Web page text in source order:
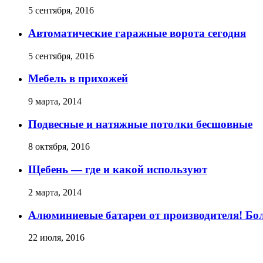
5 сентября, 2016
Автоматические гаражные ворота сегодня
5 сентября, 2016
Мебель в прихожей
9 марта, 2014
Подвесные и натяжные потолки бесшовные
8 октября, 2016
Щебень — где и какой используют
2 марта, 2014
Алюминиевые батареи от производителя!
22 июля, 2016